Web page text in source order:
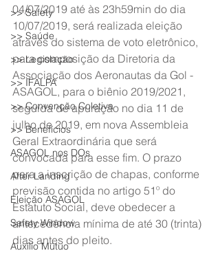
>> Safety
>> Saúde
>> Legislação
>> IFALPA
>> Convenção Coletiva
>> Benefícios
ASAGOL nos DOs
After Landing
Eleição ASAGOL
Safety Window
Auxílio Mútuo
04/07/2019 até às 23h59min do dia
10/07/2019, será realizada eleição
através do sistema de voto eletrônico,
para composição da Diretoria da
Associação dos Aeronautas da Gol -
ASAGOL, para o biênio 2019/2021,
seguida de apuração no dia 11 de
julho de 2019, em nova Assembleia
Geral Extraordinária que será
convocada para esse fim. O prazo
para a inscrição de chapas, conforme
previsão contida no artigo 51º do
Estatuto Social, deve obedecer a
antecedência mínima de até 30 (trinta)
dias antes do pleito.